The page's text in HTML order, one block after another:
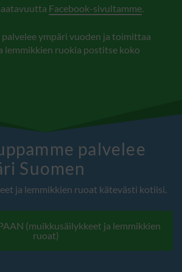
Facebook-sivultamme.
palvelee ympäri vuoden ja toimittaa
lemmikkien ruokia postitse koko
palvelee
Suomen
ja lemmikkien ruoat kätevästi kotiisi.
(muikkusäilykkeet ja lemmikkien
ruoat)